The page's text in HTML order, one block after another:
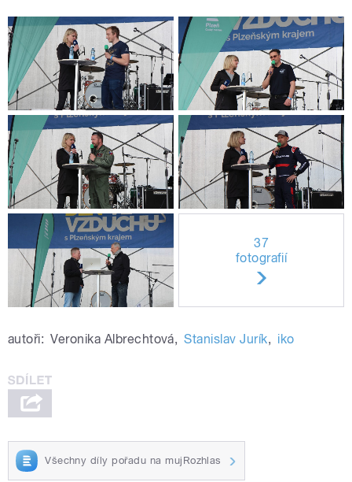
37
fotografií
autoři: Veronika Albrechtová, Stanislav Jurík, iko
Všechny díly pořadu na mujRozhlas